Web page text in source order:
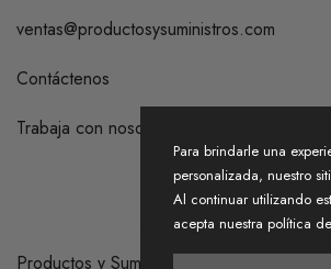
ventas@productosysuministros.com
Contáctenos
Trabaja con nosotros
Productos y Suministros S.A.S. 2026
Para brindarle una
personalizada, nuestro
Al continuar utilizando
acepta nuestra política